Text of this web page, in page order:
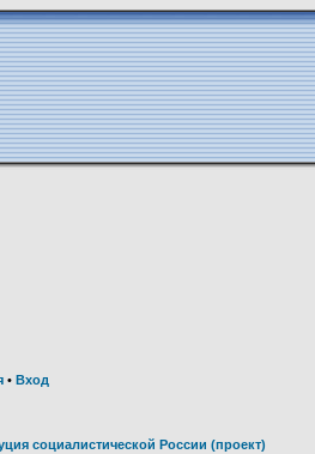
• Вход
социалистической России (проект)